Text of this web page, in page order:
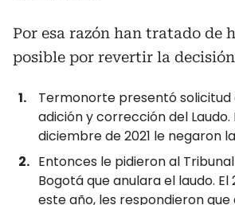
Por esa razón han tratado de
posible por revertir la
Termonorte presentó solicitud
adición y corrección del Laudo.
diciembre de 2021 le negaron
Entonces le pidieron al
Bogotá que anulara el laudo.
este año, les respondieron